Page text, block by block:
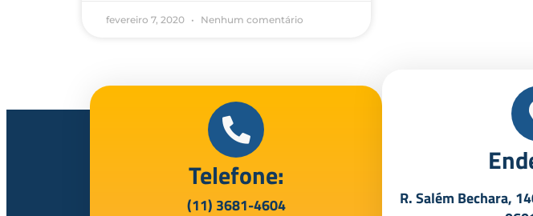
fevereiro 7, 2020 Nenhum comentário
Telefone:
(11) 3681-4604
R. Salém Bechara,